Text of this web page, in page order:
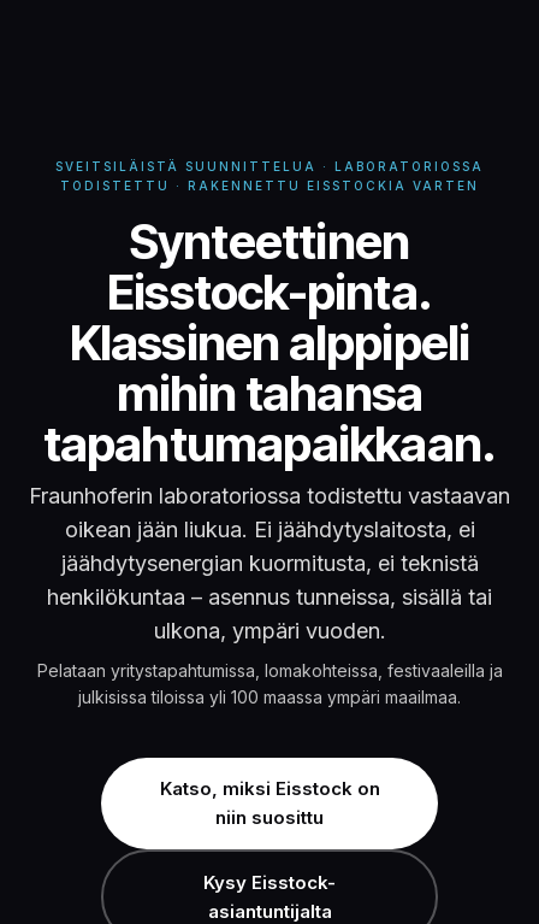
SVEITSILÄISTÄ SUUNNITTELUA · LABORATORIOSSA
TODISTETTU · RAKENNETTU EISSTOCKIA VARTEN
Glice Eisstock-rata
Synteettinen
Eisstock-pinta.
Klassinen alppipeli
mihin tahansa
tapahtumapaikkaan.
Fraunhoferin laboratoriossa todistettu vastaavan
oikean jään liukua. Ei jäähdytyslaitosta, ei
jäähdytysenergian kuormitusta, ei teknistä
henkilökuntaa – asennus tunneissa, sisällä tai
ulkona, ympäri vuoden.
Pelataan yritystapahtumissa, lomakohteissa, festivaaleilla ja
julkisissa tiloissa yli 100 maassa ympäri maailmaa.
Katso, miksi Eisstock on
niin suosittu
Kysy Eisstock-
asiantuntijalta